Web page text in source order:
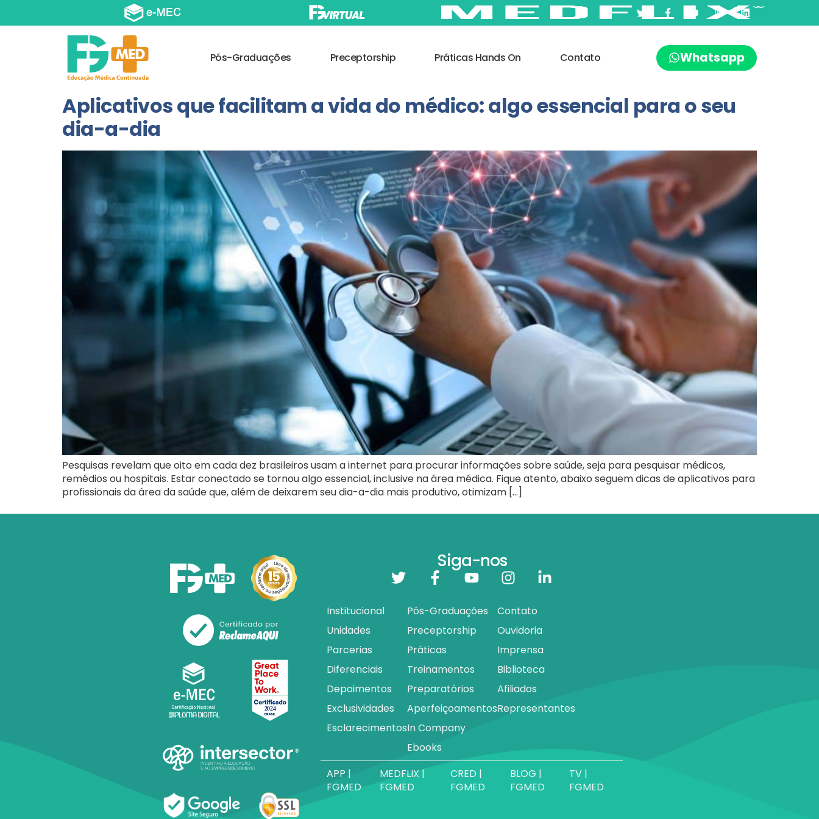
Pós-Graduações Preceptorship Práticas Hands On Contato Whatsapp
Aplicativos que facilitam a vida do médico: algo essencial para o seu
dia-a-dia
Pesquisas revelam que oito em cada dez brasileiros usam a internet para procurar informações sobre saúde, seja para pesquisar médicos,
remédios ou hospitais. Estar conectado se tornou algo essencial, inclusive na área médica. Fique atento, abaixo seguem dicas de aplicativos para
profissionais da área da saúde que, além de deixarem seu dia-a-dia mais produtivo, otimizam […]
Siga-nos
Institucional
Unidades
Parcerias
Diferenciais
Depoimentos
Exclusividades
Esclarecimentos
Pós-Graduações
Preceptorship
Práticas
Treinamentos
Preparatórios
Aperfeiçoamentos
In Company
Ebooks
Contato
Ouvidoria
Imprensa
Biblioteca
Afiliados
Representantes
APP |
FGMED
MEDFLIX |
FGMED
CRED |
FGMED
BLOG |
FGMED
TV |
FGMED